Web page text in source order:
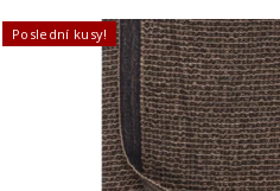
Poslední kusy!